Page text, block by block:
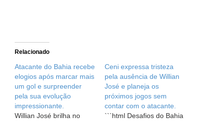
Relacionado
Atacante do Bahia recebe
elogios após marcar mais
um gol e surpreender
pela sua evolução
impressionante.
Willian José brilha no
Ceni expressa tristeza
pela ausência de Willian
José e planeja os
próximos jogos sem
contar com o atacante.
```html Desafios do Bahia